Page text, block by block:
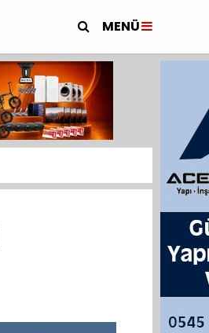
MENÜ